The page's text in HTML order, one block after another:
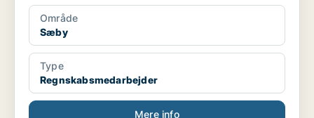
Område
Sæby
Type
Regnskabsmedarbejder
Mere info